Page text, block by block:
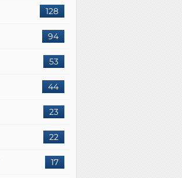
128
94
53
44
23
22
17